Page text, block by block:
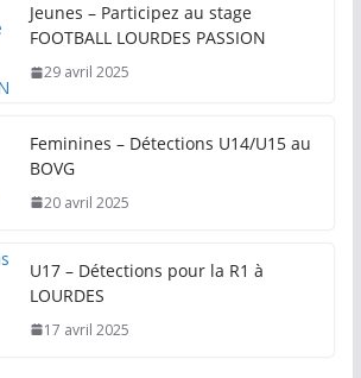
Jeunes – Participez au stage
FOOTBALL LOURDES PASSION
29 avril 2025
Feminines – Détections U14/U15 au
BOVG
20 avril 2025
U17 – Détections pour la R1 à
LOURDES
17 avril 2025